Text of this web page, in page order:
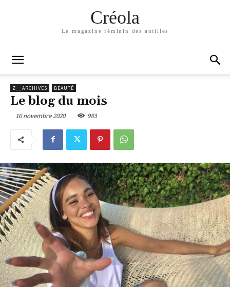
Créola
Le magazine féminin des antilles
Z__ARCHIVES BEAUTÉ
Le blog du mois
16 novembre 2020 983